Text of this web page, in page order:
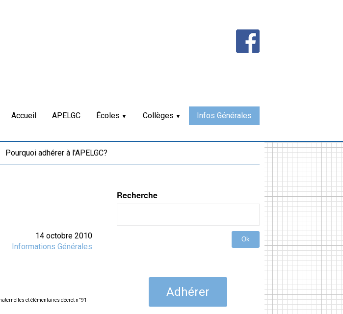
Accueil APELGC Écoles Collèges Infos Générales
Pourquoi adhérer à l'APELGC?
14 octobre 2010
Informations Générales
et élémentaires décret n°91-
Recherche
Ok
Adhérer